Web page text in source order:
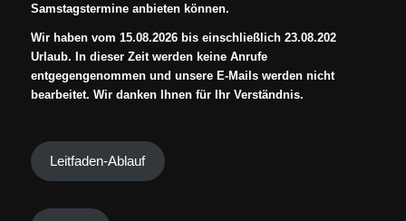
Samstagstermine anbieten können.
Wir haben vom 15.08.2026 bis einschließlich 23.08.202
Urlaub. In dieser Zeit werden keine Anrufe
entgegengenommen und unsere E-Mails werden nicht
bearbeitet. Wir danken Ihnen für Ihr Verständnis.
Leitfaden-Ablauf